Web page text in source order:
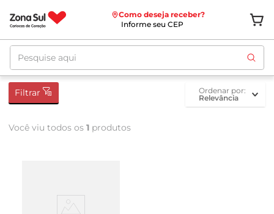
Como deseja receber?
Informe seu CEP
Pesquise aqui
Filtrar
ordenar por
Relevância
Você viu todos os 1 produtos